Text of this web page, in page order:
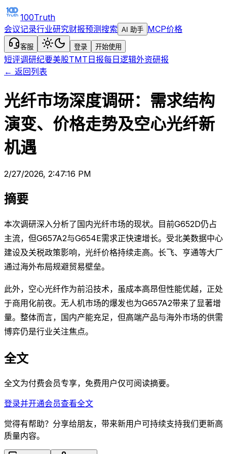
100Truth
会议记录行业研究财报预测搜索 AI 助手 MCP价格
客服 登录 开始使用
短评调研纪要美股TMT日报每日逻辑外资研报
← 返回列表
光纤市场深度调研：需求结构
演变、价格走势及空心光纤新
机遇
2/27/2026, 2:47:16 PM
摘要
本次调研深入分析了国内光纤市场的现状。目前G652D仍占
主流，但G657A2与G654E需求正快速增长。受北美数据中心
建设及关税政策影响，光纤价格持续走高。长飞、亨通等大厂
通过海外布局规避贸易壁垒。
此外，空心光纤作为前沿技术，虽成本高昂但性能优越，正处
于商用化前夜。无人机市场的爆发也为G657A2带来了显著增
量。整体而言，国内产能充足，但高端产品与海外市场的供需
博弈仍是行业关注焦点。
全文
全文为付费会员专享，免费用户仅可阅读摘要。
登录并开通会员查看全文
觉得有帮助？分享给朋友，带来新用户可持续支持我们更新高
质量内容。